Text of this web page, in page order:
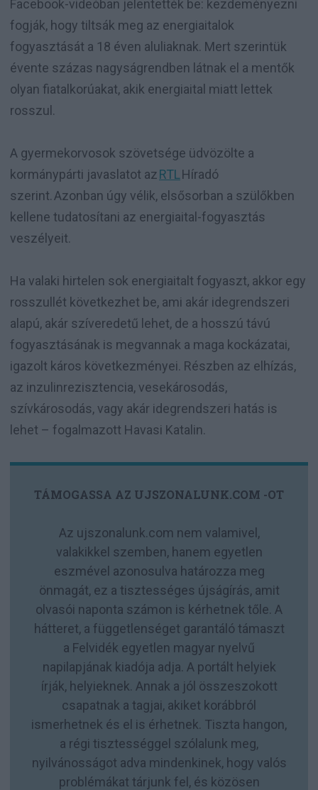
Facebook-videóban jelentették be: kezdeményezni
fogják, hogy tiltsák meg az energiaitalok
fogyasztását a 18 éven aluliaknak. Mert szerintük
évente százas nagyságrendben látnak el a mentők
olyan fiatalkorúakat, akik energiaital miatt lettek
rosszul.
A gyermekorvosok szövetsége üdvözölte a
kormánypárti javaslatot azRTL Híradó
szerint. Azonban úgy vélik, elsősorban a szülőkben
kellene tudatosítani az energiaital-fogyasztás
veszélyeit.
Ha valaki hirtelen sok energiaitalt fogyaszt, akkor egy
rosszullét következhet be, ami akár idegrendszeri
alapú, akár szíveredetű lehet, de a hosszú távú
fogyasztásának is megvannak a maga kockázatai,
igazolt káros következményei. Részben az elhízás,
az inzulinrezisztencia, vesekárosodás,
szívkárosodás, vagy akár idegrendszeri hatás is
lehet – fogalmazott Havasi Katalin.
TÁMOGASSA AZ UJSZONALUNK.COM -OT
Az ujszonalunk.com nem valamivel,
valakikkel szemben, hanem egyetlen
eszmével azonosulva határozza meg
önmagát, ez a tisztességes újságírás, amit
olvasói naponta számon is kérhetnek tőle. A
hátteret, a függetlenséget garantáló támaszt
a Felvidék egyetlen magyar nyelvű
napilapjának kiadója adja. A portált helyiek
írják, helyieknek. Annak a jól összeszokott
csapatnak a tagjai, akiket korábbról
ismerhetnek és el is érhetnek. Tiszta hangon,
a régi tisztességgel szólalunk meg,
nyilvánosságot adva mindenkinek, hogy valós
problémákat tárjunk fel, és közösen